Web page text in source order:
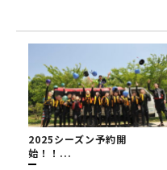
2025シーズン予約開
始！！...